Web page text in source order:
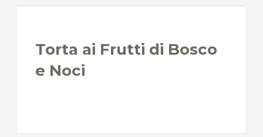
Torta ai Frutti di Bosco
e Noci